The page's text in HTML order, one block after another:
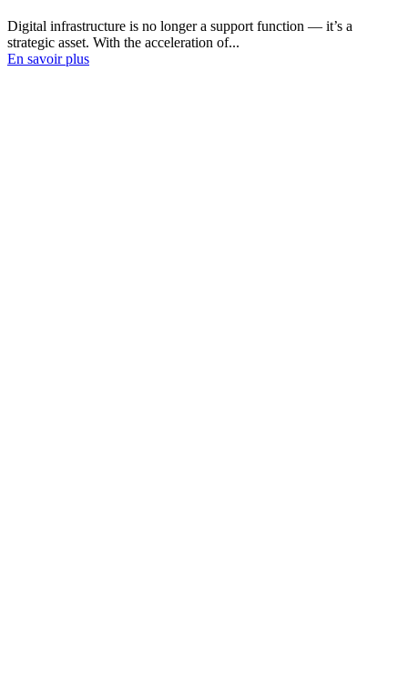
Digital infrastructure is no longer a support function — it’s a
strategic asset. With the acceleration of...
En savoir plus